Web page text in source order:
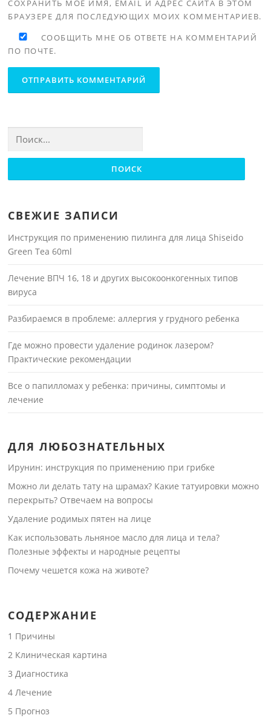
СОХРАНИТЬ МОЁ ИМЯ, EMAIL И АДРЕС САЙТА В ЭТОМ
БРАУЗЕРЕ ДЛЯ ПОСЛЕДУЮЩИХ МОИХ КОММЕНТАРИЕВ.
СООБЩИТЬ МНЕ ОБ ОТВЕТЕ НА КОММЕНТАРИЙ
ПО ПОЧТЕ.
СВЕЖИЕ ЗАПИСИ
Инструкция по применению пилинга для лица Shiseido
Green Tea 60ml
Лечение ВПЧ 16, 18 и других высокоонкогенных типов
вируса
Разбираемся в проблеме: аллергия у грудного ребенка
Где можно провести удаление родинок лазером?
Практические рекомендации
Все о папилломах у ребенка: причины, симптомы и
лечение
ДЛЯ ЛЮБОЗНАТЕЛЬНЫХ
Ирунин: инструкция по применению при грибке
Можно ли делать тату на шрамах? Какие татуировки можно
перекрыть? Отвечаем на вопросы
Удаление родимых пятен на лице
Как использовать льняное масло для лица и тела?
Полезные эффекты и народные рецепты
Почему чешется кожа на животе?
СОДЕРЖАНИЕ
1 Причины
2 Клиническая картина
3 Диагностика
4 Лечение
5 Прогноз